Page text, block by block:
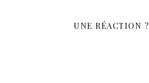
UNE RÉACTION ?